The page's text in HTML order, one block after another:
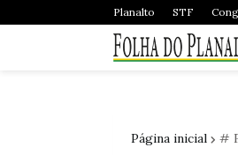
Planalto STF
Página inicial #